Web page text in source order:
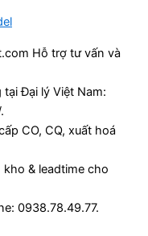
Hỗ trợ tư vấn và
Đại lý Việt Nam:
CO, CQ, xuất hoá
& leadtime cho
0938.78.49.77.